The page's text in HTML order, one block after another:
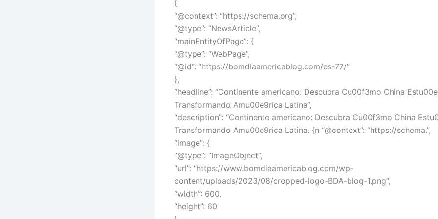
{
“@context”: “https://schema.org”,
“@type”: “NewsArticle”,
“mainEntityOfPage”: {
“@type”: “WebPage”,
“@id”: “https://bomdiaamericablog.com/es-77/”
},
“headline”: “Continente americano: Descubra Cu00f3mo China
Transformando Amu00e9rica Latina”,
“description”: “Continente americano: Descubra Cu00f3mo China
Transformando Amu00e9rica Latina. {n “@context”: “https://schema.”,
“image”: {
“@type”: “ImageObject”,
“url”: “https://www.bomdiaamericablog.com/wp-
content/uploads/2023/08/cropped-logo-BDA-blog-1.png”,
“width”: 600,
“height”: 60